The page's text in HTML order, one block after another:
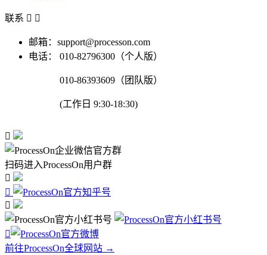
联系  
邮箱：support@processon.com
电话：
010-82796300（个人版）
010-86393609（团队版）
(工作日 9:30-18:30)

扫码进入ProcessOn用户群




前往ProcessOn全球网站 →